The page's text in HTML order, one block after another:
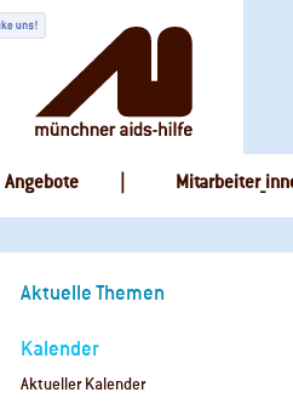
überspringen
Angebote
Navigation
Aktuelle Themen
Kalender
Aktueller Kalender